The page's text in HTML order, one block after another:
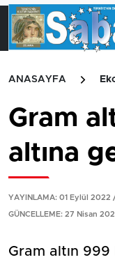
ANASAYFA
Gram
altına
YAYINLAMA: 01 Eylül 2022
GÜNCELLEME: 27 Nisan
Gram altın